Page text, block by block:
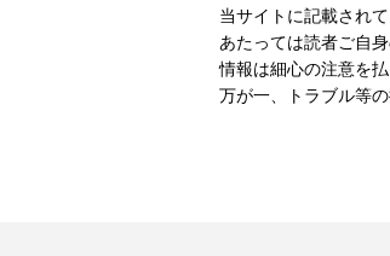
当サイトに記載され
あたっては読者ご自
情報は細心の注意を
万が一、トラブル等